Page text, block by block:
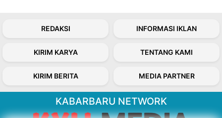
REDAKSI INFORMASI IKLAN
KIRIM KARYA TENTANG KAMI
KIRIM BERITA MEDIA PARTNER
KABARBARU NETWORK